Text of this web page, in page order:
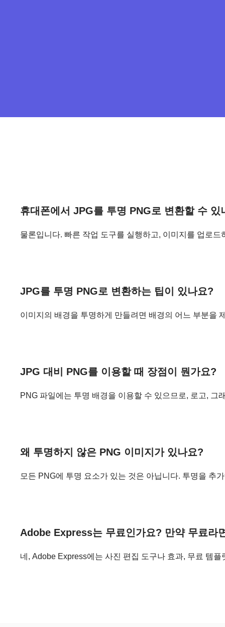
휴대폰에서 JPG를 투명 PNG로 변환할 수 있
물론입니다. 빠른 작업 도구를 실행하고, 이미지를 업로
JPG를 투명 PNG로 변환하는 팁이 있나요?
이미지의 배경을 투명하게 만들려면 배경의 어느 부분을
JPG 대비 PNG를 이용할 때 장점이 뭔가요?
PNG 파일에는 투명 배경을 이용할 수 있으므로, 로고, 그
왜 투명하지 않은 PNG 이미지가 있나요?
모든 PNG에 투명 요소가 있는 것은 아닙니다. 투명을 추
Adobe Express는 무료인가요? 만약 무료라
네, Adobe Express에는 사진 편집 도구나 효과, 무료 템